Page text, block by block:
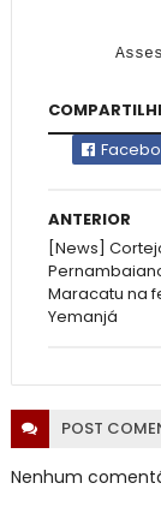
ANTERIOR
[News]
Maracatu na
Yemanjá
POST
Nenhum